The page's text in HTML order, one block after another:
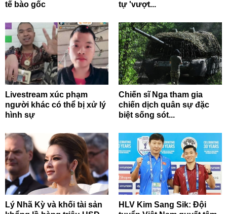
tế bào gốc
tự 'vượt...
Livestream xúc phạm
người khác có thể bị xử lý
hình sự
Chiến sĩ Nga tham gia
chiến dịch quân sự đặc
biệt sống sót...
Lý Nhã Kỳ và khối tài sản
HLV Kim Sang Sik: Đội